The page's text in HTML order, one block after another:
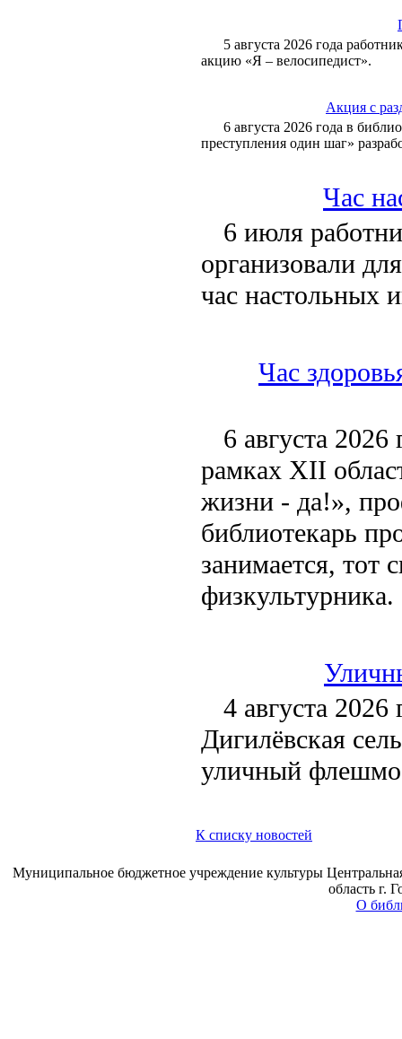
5 августа 2026 года
акцию «Я – велосипедист».
Акция с
6 августа 2026 года в
преступления один шаг»
Час
6 июля
организовали
час настольных
Час
6 августа
рамках XII
жизни - да!»,
библиотекарь
занимается, тот
физкультурника.
4 августа
Дигилёвская
уличный
К списку новостей
Муниципальное бюджетное учреждение культуры
область г.
О